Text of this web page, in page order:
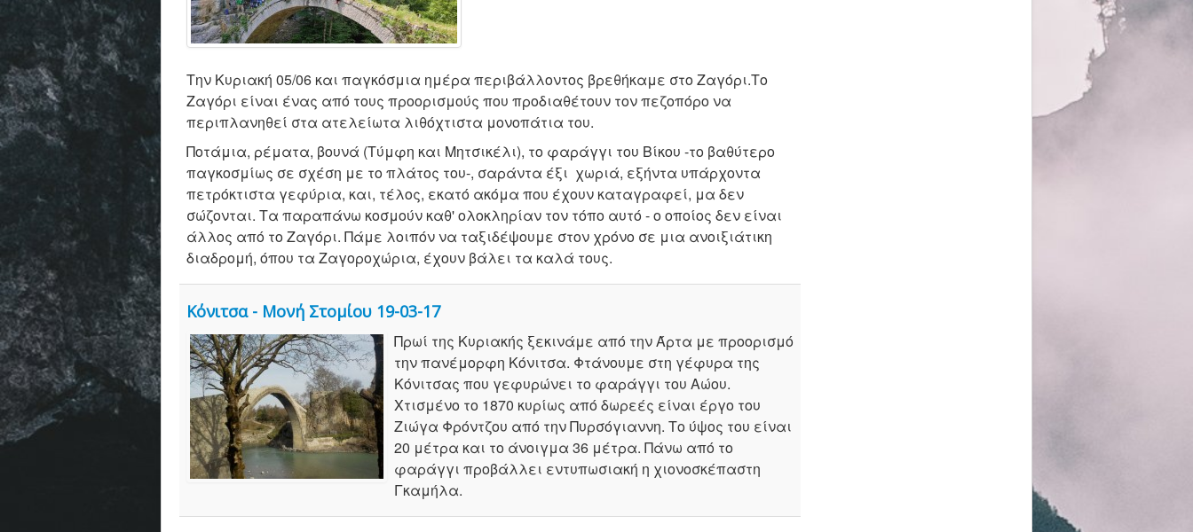
Την Κυριακή 05/06 και παγκόσμια ημέρα περιβάλλοντος βρεθήκαμε στο Ζαγόρι.Το
Ζαγόρι είναι ένας από τους προορισμούς που προδιαθέτουν τον πεζοπόρο να
περιπλανηθεί στα ατελείωτα λιθόχτιστα μονοπάτια του.
Ποτάμια, ρέματα, βουνά (Τύμφη και Μητσικέλι), το φαράγγι του Βίκου -το βαθύτερο
παγκοσμίως σε σχέση με το πλάτος του-, σαράντα έξι χωριά, εξήντα υπάρχοντα
πετρόκτιστα γεφύρια, και, τέλος, εκατό ακόμα που έχουν καταγραφεί, μα δεν
σώζονται. Τα παραπάνω κοσμούν καθ' ολοκληρίαν τον τόπο αυτό - ο οποίος δεν είναι
άλλος από το Ζαγόρι. Πάμε λοιπόν να ταξιδέψουμε στον χρόνο σε μια ανοιξιάτικη
διαδρομή, όπου τα Ζαγοροχώρια, έχουν βάλει τα καλά τους.
Κόνιτσα - Μονή Στομίου 19-03-17
Πρωί της Κυριακής ξεκινάμε από την Άρτα με προορισμό
την πανέμορφη Κόνιτσα. Φτάνουμε στη γέφυρα της
Κόνιτσας που γεφυρώνει το φαράγγι του Αώου.
Χτισμένο το 1870 κυρίως από δωρεές είναι έργο του
Ζιώγα Φρόντζου από την Πυρσόγιαννη. Το ύψος του είναι
20 μέτρα και το άνοιγμα 36 μέτρα. Πάνω από το
φαράγγι προβάλλει εντυπωσιακή η χιονοσκέπαστη
Γκαμήλα.